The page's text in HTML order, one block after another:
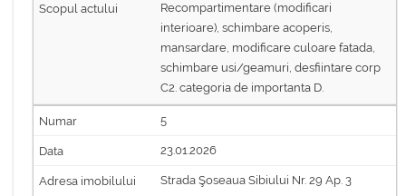
Recompartimentare (modificari
interioare), schimbare acoperis,
mansardare, modificare culoare fatada,
schimbare usi/geamuri, desfiintare corp
C2. categoria de importanta D.
5
23.01.2026
Strada Şoseaua Sibiului Nr. 29 Ap. 3